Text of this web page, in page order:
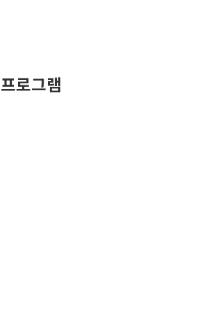
프로그램